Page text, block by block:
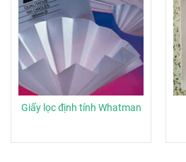
Giấy lọc định tính Whatman